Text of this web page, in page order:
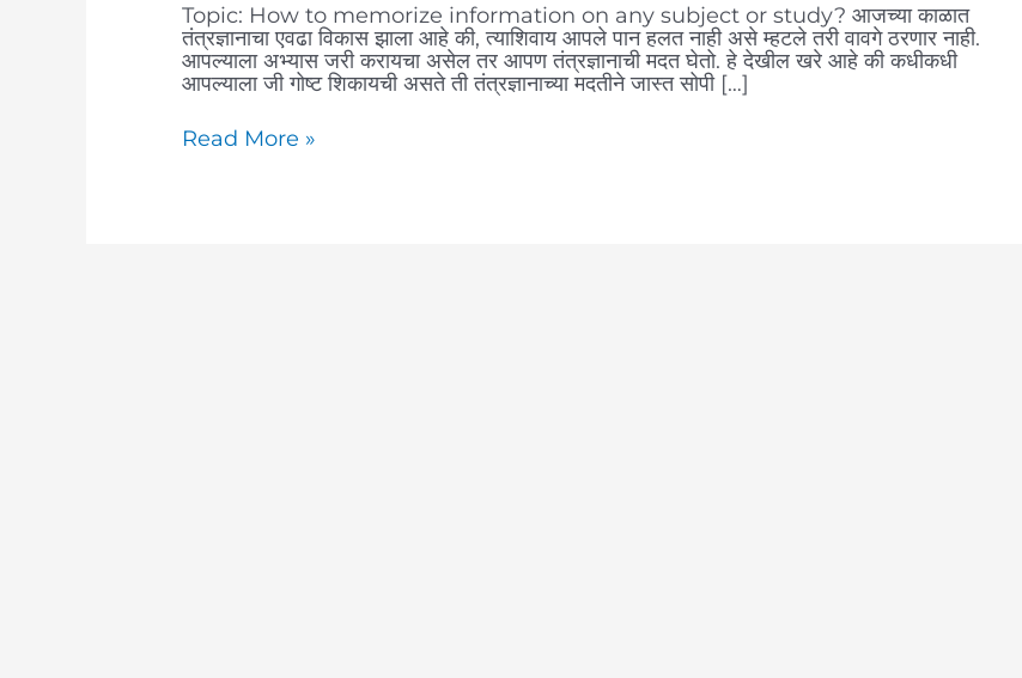
Topic: How to memorize information on any subject or study? आजच्या काळात
तंत्रज्ञानाचा एवढा विकास झाला आहे की, त्याशिवाय आपले पान हलत नाही असे म्हटले तरी वावगे ठरणार नाही.
आपल्याला अभ्यास जरी करायचा असेल तर आपण तंत्रज्ञानाची मदत घेतो. हे देखील खरे आहे की कधीकधी
आपल्याला जी गोष्ट शिकायची असते ती तंत्रज्ञानाच्या मदतीने जास्त सोपी […]
Read More »